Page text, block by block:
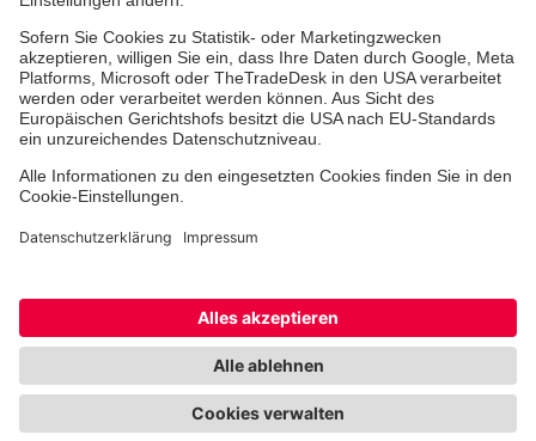
Spendenprojekte
Johanniter-Jugend
Einrichtungen
Cookie-Einstellungen Datenschutz Barrierefreiheit
Impressum Kontakt Widerruf